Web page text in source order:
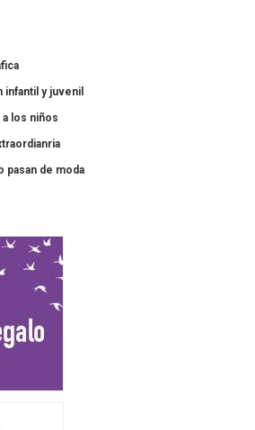
infantil y juvenil
a los niños
pasan de moda